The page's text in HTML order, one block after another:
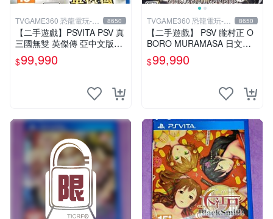
TVGAME360 恐龍電玩-台
中店
8650
【二手遊戲】PSVITA PSV 真
三國無雙 英傑傳 亞中文版
【台中恐龍電玩】
$99,990
TVGAME360 恐龍電玩-台
中店
8650
【二手遊戲】 PSV 朧村正 O
BORO MURAMASA 日文版
【台中恐龍電玩】
$99,990